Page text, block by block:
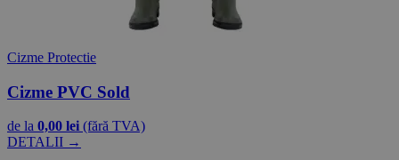
Cizme Protectie
Cizme PVC Sold
de la 0,00 lei (fără TVA)
DETALII →